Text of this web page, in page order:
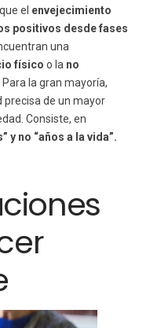
el envejecimiento
positivos desde fases
una
físico o la no
Para la gran mayoría,
de un mayor
Consiste, en
y no “años a la vida”.